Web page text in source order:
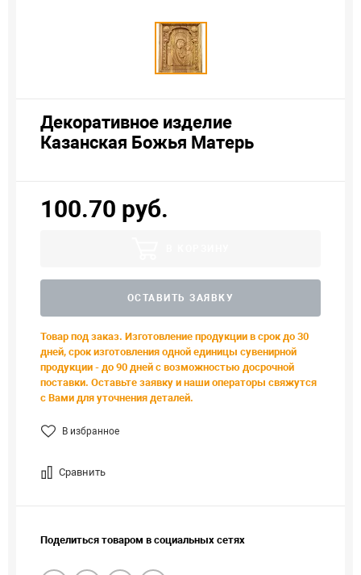
Декоративное изделие
Казанская Божья Матерь
100.70 руб.
ОСТАВИТЬ ЗАЯВКУ
Товар под заказ. Изготовление продукции в срок до 30
дней, срок изготовления одной единицы сувенирной
продукции - до 90 дней с возможностью досрочной
поставки. Оставьте заявку и наши операторы свяжутся
с Вами для уточнения деталей.
В избранное
Сравнить
Поделиться товаром в социальных сетях